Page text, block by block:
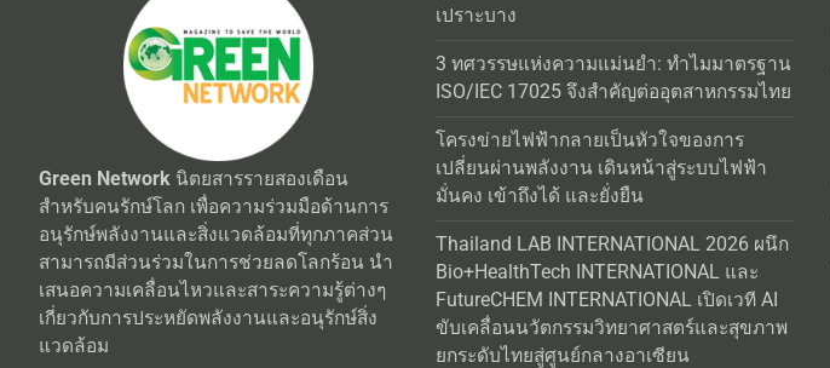
Green Network นิตยสารรายสองเดือน
สำหรับคนรักษ์โลก เพื่อความร่วมมือด้านการ
อนุรักษ์พลังงานและสิ่งแวดล้อมที่ทุกภาคส่วน
สามารถมีส่วนร่วมในการช่วยลดโลกร้อน นำ
เสนอความเคลื่อนไหวและสาระความรู้ต่างๆ
เกี่ยวกับการประหยัดพลังงานและอนุรักษ์สิ่ง
แวดล้อม
เปราะบาง
3 ทศวรรษแห่งความแม่นยำ: ทำไมมาตรฐาน
ISO/IEC 17025 จึงสำคัญต่ออุตสาหกรรมไทย
โครงข่ายไฟฟ้ากลายเป็นหัวใจของการ
เปลี่ยนผ่านพลังงาน เดินหน้าสู่ระบบไฟฟ้า
มั่นคง เข้าถึงได้ และยั่งยืน
Thailand LAB INTERNATIONAL 2026 ผนึก
Bio+HealthTech INTERNATIONAL และ
FutureCHEM INTERNATIONAL เปิดเวที AI
ขับเคลื่อนนวัตกรรมวิทยาศาสตร์และสุขภาพ
ยกระดับไทยสู่ศูนย์กลางอาเซียน